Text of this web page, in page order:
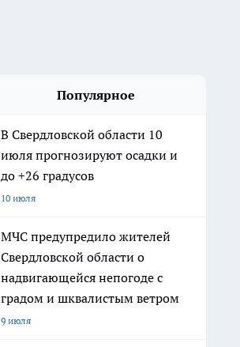
Популярное
В Свердловской области 10
июля прогнозируют осадки и
до +26 градусов
10 июля
МЧС предупредило жителей
Свердловской области о
надвигающейся непогоде с
градом и шквалистым ветром
9 июля